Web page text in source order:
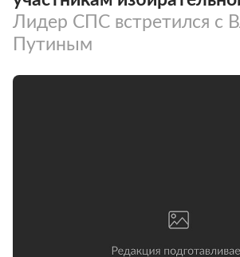
Лидер СПС встретился с
Путиным